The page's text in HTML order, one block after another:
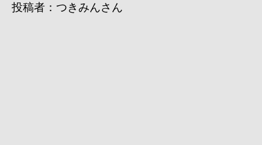
投稿者：つきみんさん